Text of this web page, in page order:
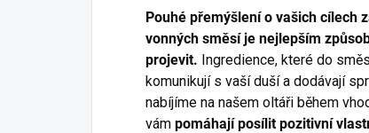
Pouhé přemýšlení o vašich cílech
vonných směsí je nejlepším
projevit. Ingredience, které do
komunikují s vaší duší a dodávají
nabíjíme na našem oltáři během
vám pomáhají posílit pozitivní